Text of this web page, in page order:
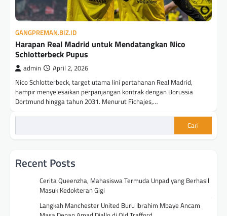
GANGPREMAN.BIZ.ID
Harapan Real Madrid untuk Mendatangkan Nico
Schlotterbeck Pupus
admin April 2, 2026
Nico Schlotterbeck, target utama lini pertahanan Real Madrid,
hampir menyelesaikan perpanjangan kontrak dengan Borussia
Dortmund hingga tahun 2031. Menurut Fichajes,…
Cari
Recent Posts
Cerita Queenzha, Mahasiswa Termuda Unpad yang Berhasil
Masuk Kedokteran Gigi
Langkah Manchester United Buru Ibrahim Mbaye Ancam